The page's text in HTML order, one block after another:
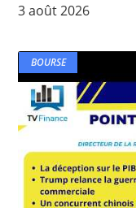
3 août 2026
BOURSE